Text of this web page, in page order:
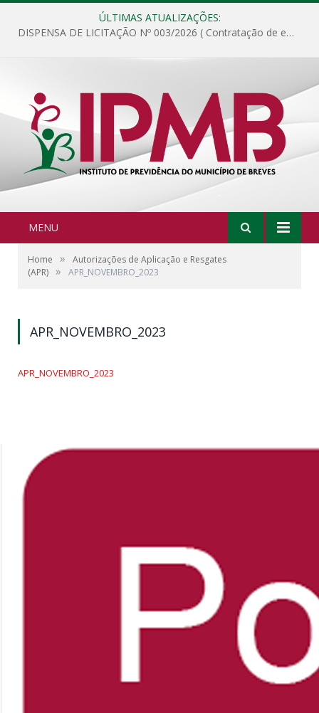
ÚLTIMAS ATUALIZAÇÕES:
DISPENSA DE LICITAÇÃO Nº 003/2026 ( Contratação de empresa para fornecimento de gêneros alimentícios não perecíveis, materiais de expediente, descartáveis, copa e cozinha, para análise e posterior publicação.)
MENU
Home »
Autorizações de Aplicação e Resgates
(APR) » APR_NOVEMBRO_2023
APR_NOVEMBRO_2023
APR_NOVEMBRO_2023